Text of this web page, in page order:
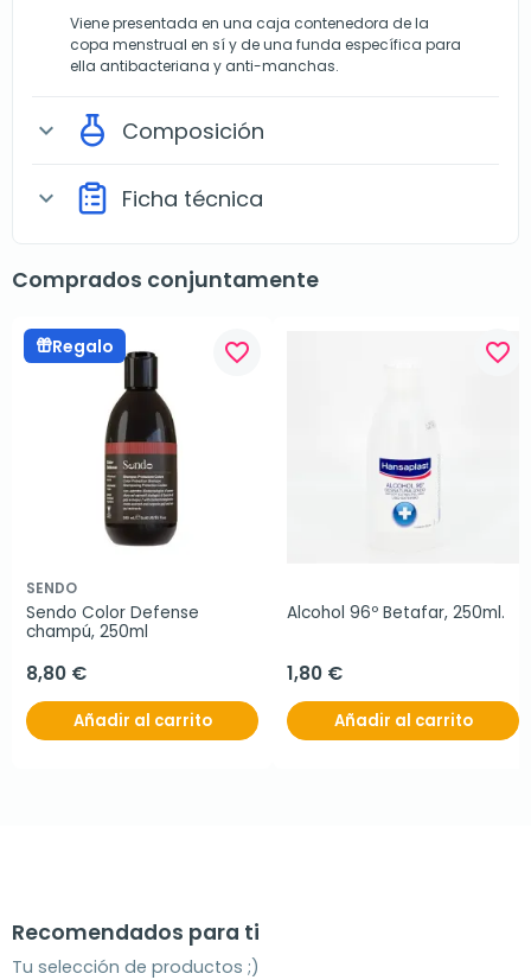
Viene presentada en una caja contenedora de la
copa menstrual en sí y de una funda específica para
ella antibacteriana y anti-manchas.
expand_more Composición
expand_more Ficha técnica
Comprados conjuntamente
Regalo favorite_border
SENDO
Sendo Color Defense
champú, 250ml
8,80 €
Añadir al carrito
favorite_border
Alcohol 96º Betafar, 250ml.
1,80 €
Añadir al carrito
Recomendados para ti
Tu selección de productos ;)